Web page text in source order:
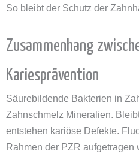
So bleibt der Schutz der
Zusammenhang
Kariesprävention
Säurebildende Bakterien in
Zahnschmelz Mineralien.
entstehen kariöse Defekte.
Rahmen der PZR